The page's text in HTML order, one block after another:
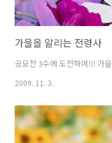
가을을 알리는 전령사
공모전 3수에 도전하며!!! 가을
2009. 11. 3.